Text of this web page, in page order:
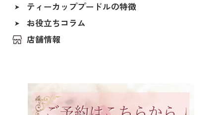
ブルー
レッド（レッド・フォーン）
アプリコット（オレンジ・フォーン）
ホワイト
ブラック
北海道
福島県
茨城県
神奈川県
石川県
ティーカッププードルの特徴
お役立ちコラム
店舗情報